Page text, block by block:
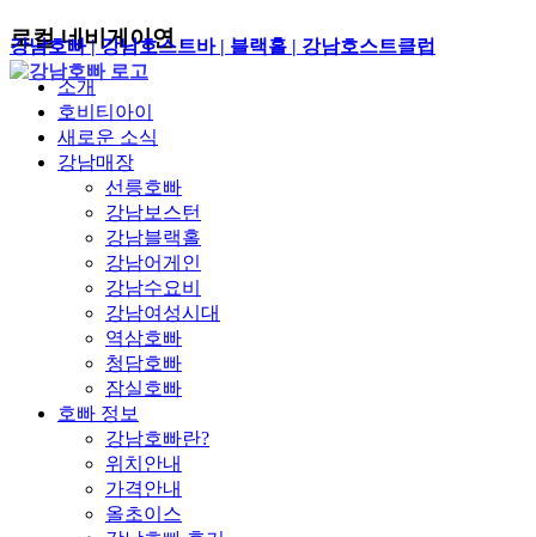
강남호빠 | 강남호스트바 | 블랙홀 | 강남호스트클럽
로컬 네비게이연
소개
호비티아이
새로운 소식
강남매장
선릉호빠
강남보스턴
강남블랙홀
강남어게인
강남수요비
강남여성시대
역삼호빠
청담호빠
잠실호빠
호빠 정보
강남호빠란?
위치안내
가격안내
올초이스